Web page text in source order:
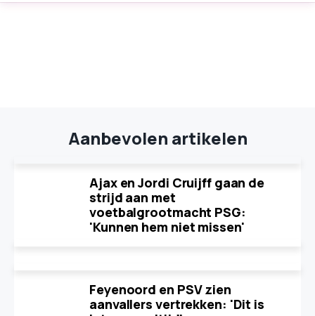
Aanbevolen artikelen
Ajax en Jordi Cruijff gaan de
strijd aan met
voetbalgrootmacht PSG:
'Kunnen hem niet missen'
Feyenoord en PSV zien
aanvallers vertrekken: 'Dit is